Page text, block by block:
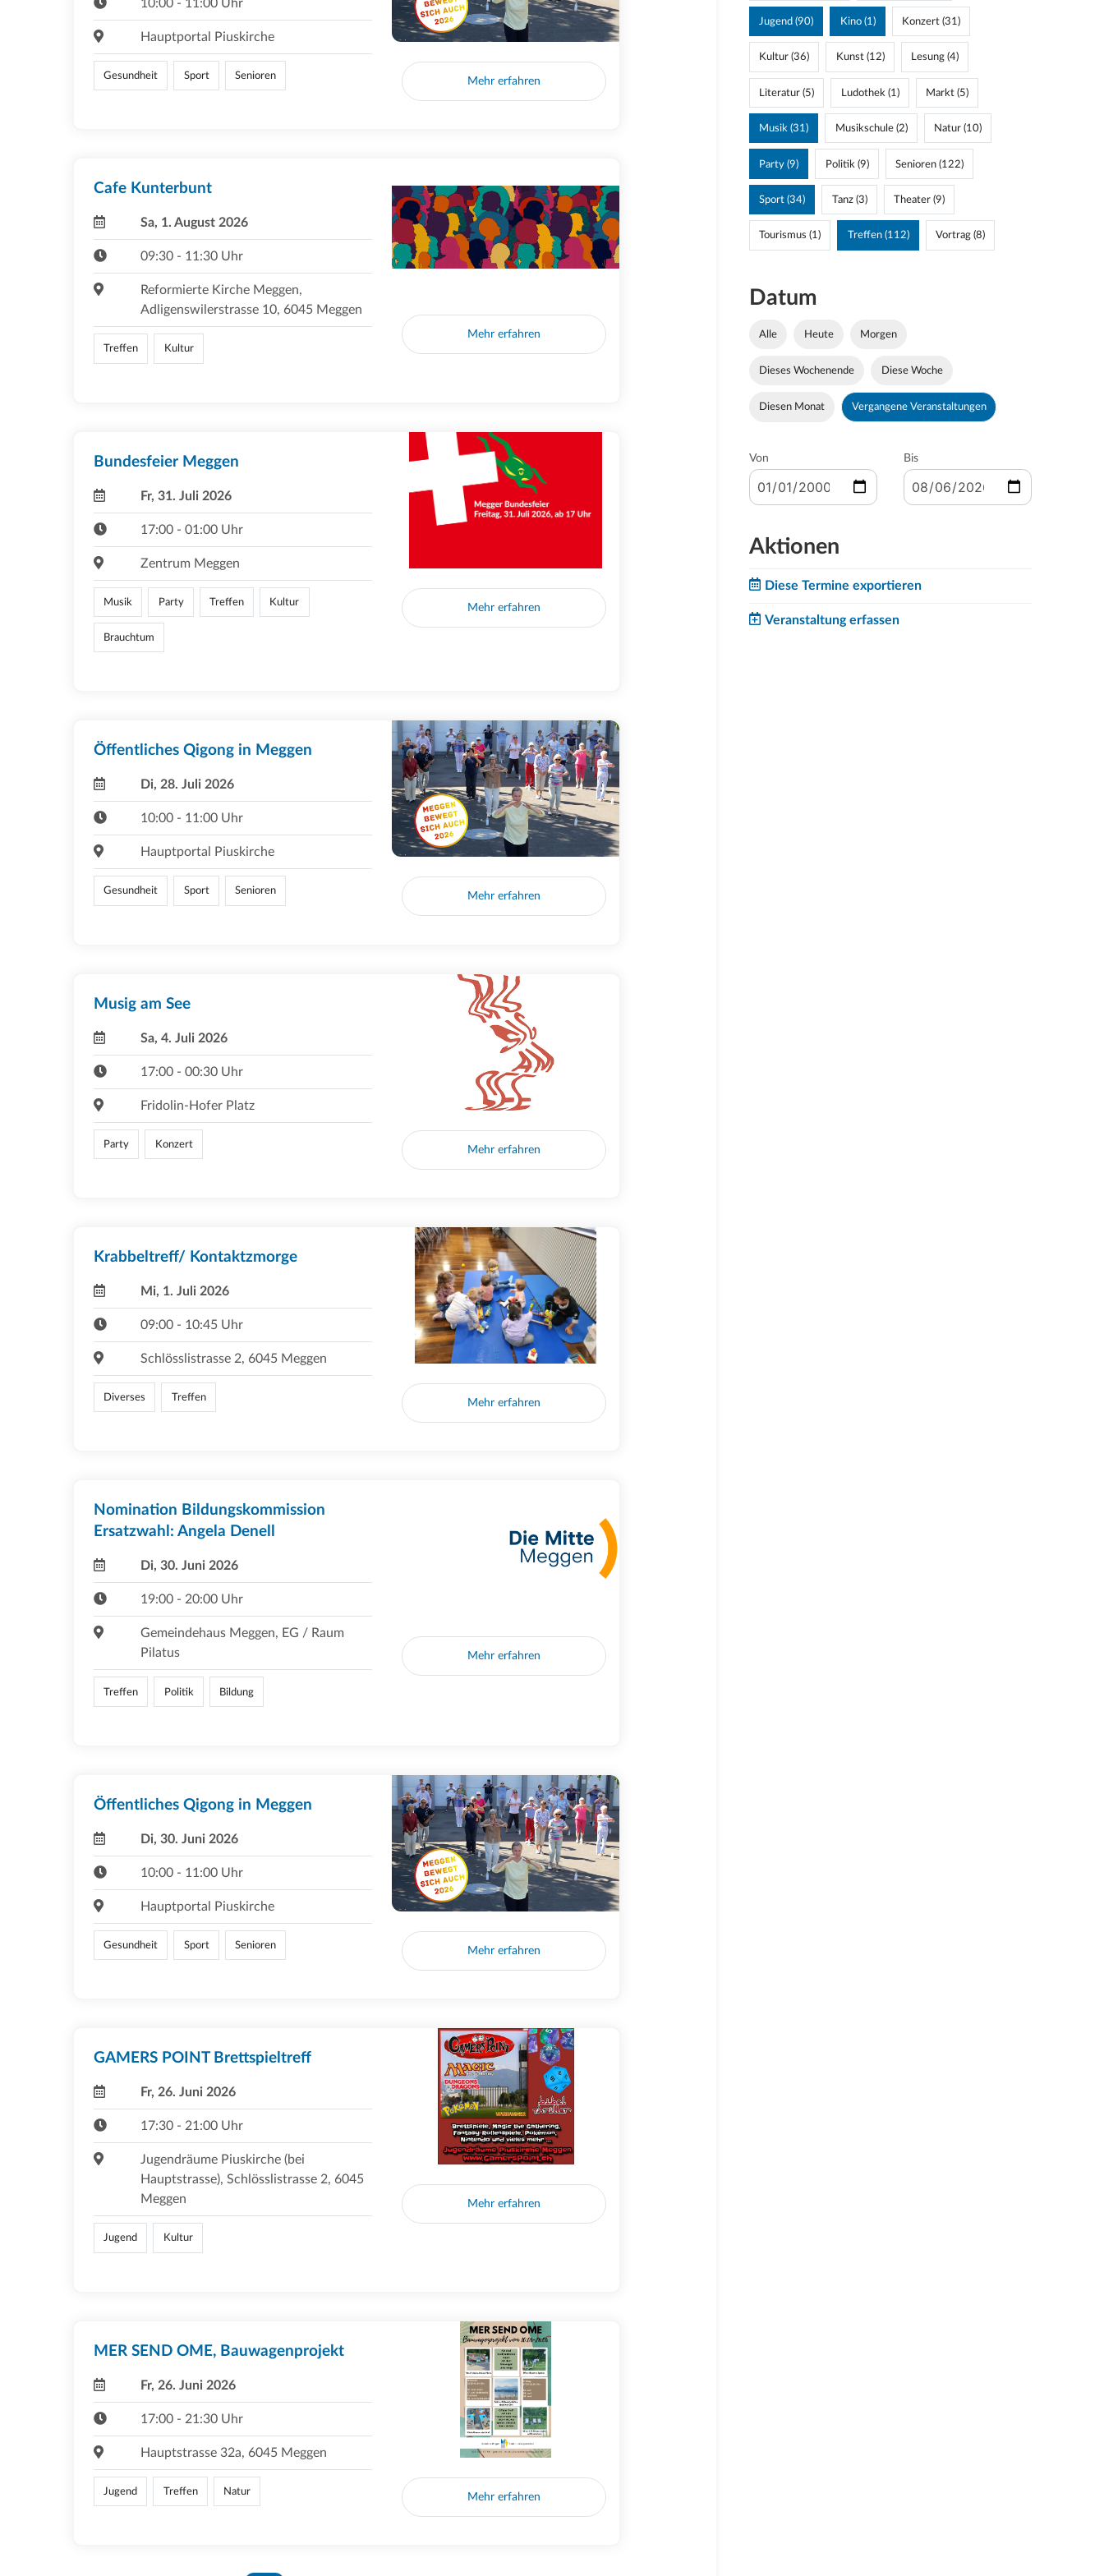
10:00 - 11:00 Uhr
Hauptportal Piuskirche
Gesundheit Sport Senioren Mehr erfahren
Cafe Kunterbunt
Sa, 1. August 2026
09:30 - 11:30 Uhr
Reformierte Kirche Meggen,
Adligenswilerstrasse 10, 6045 Meggen
Treffen Kultur
Mehr erfahren
Bundesfeier Meggen
Fr, 31. Juli 2026
17:00 - 01:00 Uhr
Zentrum Meggen
Musik Party Treffen Kultur
Brauchtum
Mehr erfahren
Öffentliches Qigong in Meggen
Di, 28. Juli 2026
10:00 - 11:00 Uhr
Hauptportal Piuskirche
Gesundheit Sport Senioren Mehr erfahren
Musig am See
Sa, 4. Juli 2026
17:00 - 00:30 Uhr
Fridolin-Hofer Platz
Party Konzert Mehr erfahren
Krabbeltreff/ Kontaktzmorge
Mi, 1. Juli 2026
09:00 - 10:45 Uhr
Schlösslistrasse 2, 6045 Meggen
Diverses Treffen Mehr erfahren
Nomination Bildungskommission
Ersatzwahl: Angela Denell
Di, 30. Juni 2026
19:00 - 20:00 Uhr
Gemeindehaus Meggen, EG / Raum
Pilatus
Treffen Politik Bildung
Mehr erfahren
Öffentliches Qigong in Meggen
Di, 30. Juni 2026
10:00 - 11:00 Uhr
Hauptportal Piuskirche
Gesundheit Sport Senioren Mehr erfahren
GAMERS POINT Brettspieltreff
Fr, 26. Juni 2026
17:30 - 21:00 Uhr
Jugendräume Piuskirche (bei
Hauptstrasse), Schlösslistrasse 2, 6045
Meggen
Jugend Kultur
Mehr erfahren
MER SEND OME, Bauwagenprojekt
Fr, 26. Juni 2026
17:00 - 21:30 Uhr
Hauptstrasse 32a, 6045 Meggen
Jugend Treffen Natur Mehr erfahren
Jugend (90) Kino (1) Konzert (31)
Kultur (36) Kunst (12) Lesung (4)
Literatur (5) Ludothek (1) Markt (5)
Musik (31) Musikschule (2) Natur (10)
Party (9) Politik (9) Senioren (122)
Sport (34) Tanz (3) Theater (9)
Tourismus (1) Treffen (112) Vortrag (8)
Datum
Alle Heute Morgen
Dieses Wochenende Diese Woche
Diesen Monat Vergangene Veranstaltungen
Von Bis
Aktionen
Diese Termine exportieren
Veranstaltung erfassen